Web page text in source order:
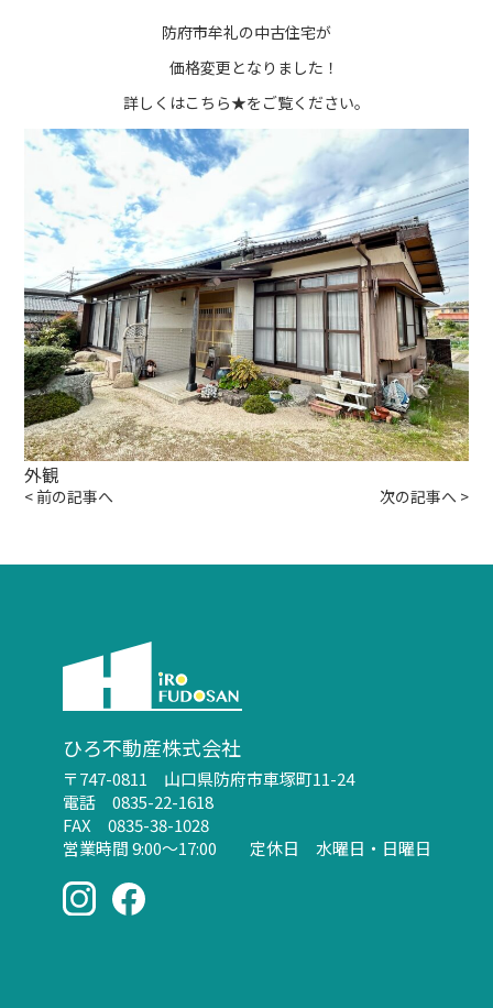
防府市牟礼の中古住宅が
価格変更となりました！
詳しくはこちら★をご覧ください。
外観
< 前の記事へ 次の記事へ >
ひろ不動産株式会社
〒747-0811 山口県防府市車塚町11-24
電話 0835-22-1618
FAX 0835-38-1028
営業時間 9:00～17:00 定休日 水曜日・日曜日